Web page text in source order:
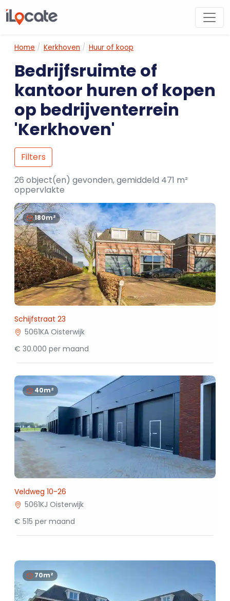
Home Kerkhoven Huur of koop
Bedrijfsruimte of
kantoor huren of kopen
op bedrijventerrein
'Kerkhoven'
Filters
26 object(en) gevonden, gemiddeld 471 m²
oppervlakte
180m²
Schijfstraat 23
5061KA Oisterwijk
€ 30.000 per maand
40m²
Veldweg 10-26
5061KJ Oisterwijk
€ 515 per maand
70m²